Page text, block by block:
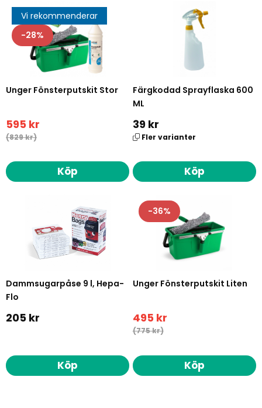
Vi rekommenderar
28
Unger Fönsterputskit Stor
595 kr
(829 kr)
Köp
Färgkodad Sprayflaska 600
ML
39 kr
Fler varianter
Köp
Dammsugarpåse 9 l, Hepa-
Flo
205 kr
Köp
36
Unger Fönsterputskit Liten
495 kr
(775 kr)
Köp